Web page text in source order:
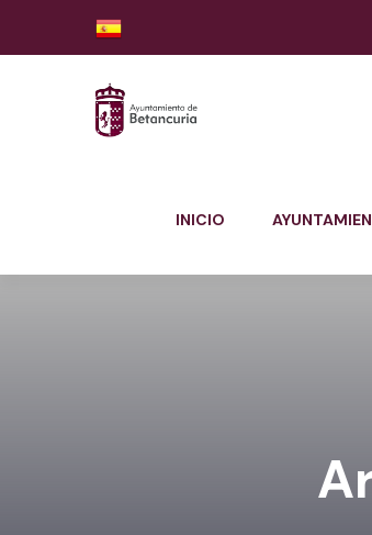
INICIO